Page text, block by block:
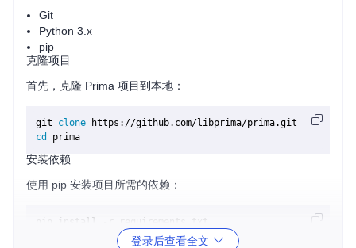
Git
Python 3.x
pip
克隆项目
首先，克隆 Prima 项目到本地：
git clone
cd
安装依赖
使用 pip 安装项目所需的依赖：
登录后查看全文